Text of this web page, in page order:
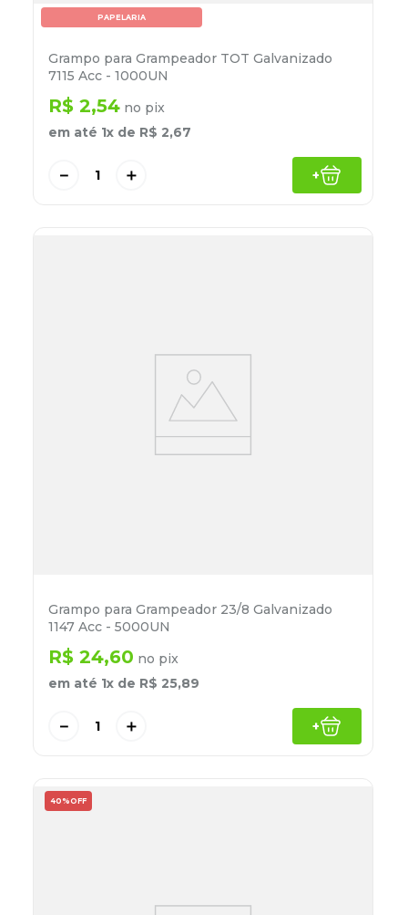
PAPELARIA
Grampo para Grampeador TOT Galvanizado
7115 Acc - 1000UN
R$ 2,54 no pix
em até 1x de R$ 2,67
＋
－ +
Grampo para Grampeador 23/8 Galvanizado
1147 Acc - 5000UN
R$ 24,60 no pix
em até 1x de R$ 25,89
＋
－ +
40% OFF